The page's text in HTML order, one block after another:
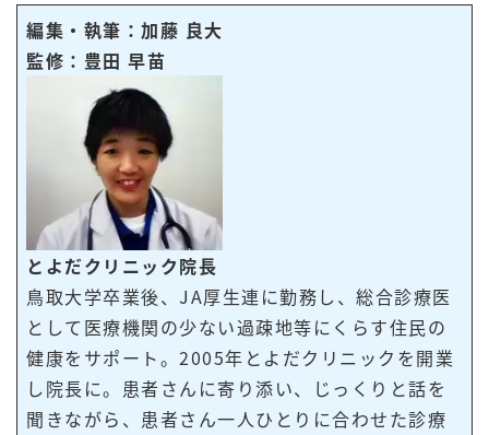
編集・執筆：加藤 良大
監修：豊田 早苗
とよだクリニック院長
鳥取大学卒業後、JA厚生連に勤務し、総合診療医
として医療機関の少ない過疎地等にくらす住民の
健康をサポート。2005年とよだクリニックを開業
し院長に。患者さんに寄り添い、じっくりと話を
聞きながら、患者さん一人ひとりに合わせた診療